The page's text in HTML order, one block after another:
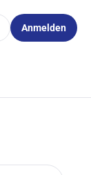
Anmelden